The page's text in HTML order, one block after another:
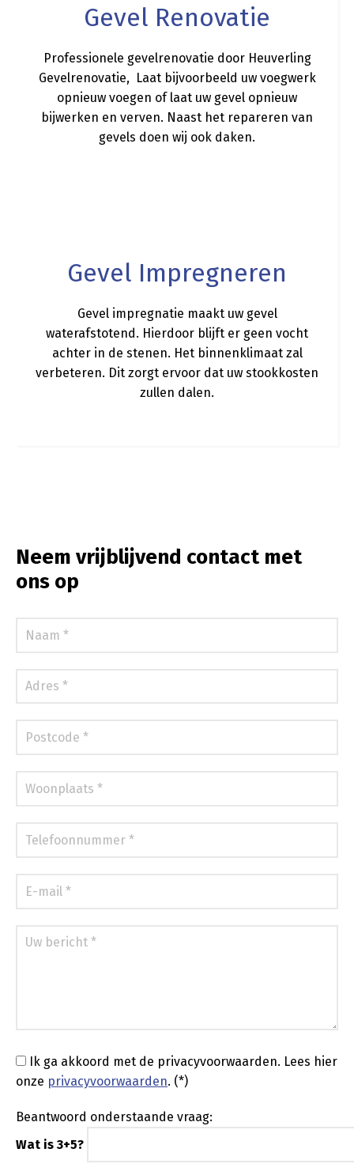
Gevel Renovatie
Professionele gevelrenovatie door Heuverling
Gevelrenovatie, Laat bijvoorbeeld uw voegwerk
opnieuw voegen of laat uw gevel opnieuw
bijwerken en verven. Naast het repareren van
gevels doen wij ook daken.
Gevel Impregneren
Gevel impregnatie maakt uw gevel
waterafstotend. Hierdoor blijft er geen vocht
achter in de stenen. Het binnenklimaat zal
verbeteren. Dit zorgt ervoor dat uw stookkosten
zullen dalen.
Neem vrijblijvend contact met
ons op
Ik ga akkoord met de privacyvoorwaarden. Lees hier
onze privacyvoorwaarden. (*)
Beantwoord onderstaande vraag:
Wat is 3+5?